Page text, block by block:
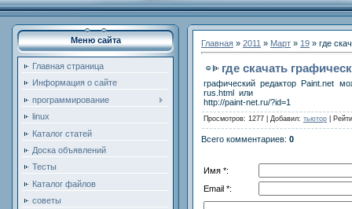
Меню сайта
Главная страница
Информация о сайте
программирование
linux
Каталог статей
Доска объявлений
Тесты
Каталог файлов
советы
Главная » 2011 » Март » 19 » где
где скачать
графический редактор Paint.net
rus.html или
http://paint-net.ru/?id=1
Просмотров: 1277 | Добавил: тьютор
Всего комментариев: 0
Имя *:
Email *: